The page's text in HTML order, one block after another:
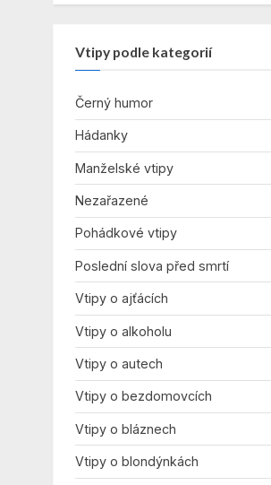
Vtipy podle kategorií
Černý humor
Hádanky
Manželské vtipy
Nezařazené
Pohádkové vtipy
Poslední slova před smrtí
Vtipy o ajťácích
Vtipy o alkoholu
Vtipy o autech
Vtipy o bezdomovcích
Vtipy o bláznech
Vtipy o blondýnkách